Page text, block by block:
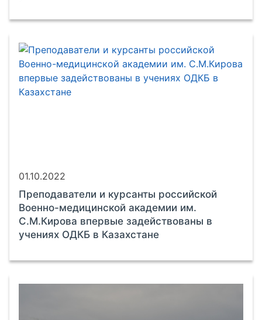
01.10.2022
Преподаватели и курсанты российской
Военно-медицинской академии им.
С.М.Кирова впервые задействованы в
учениях ОДКБ в Казахстане